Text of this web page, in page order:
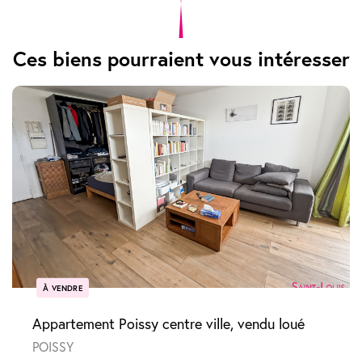
Ces biens pourraient vous intéresser
À VENDRE
Appartement Poissy centre ville, vendu loué
POISSY